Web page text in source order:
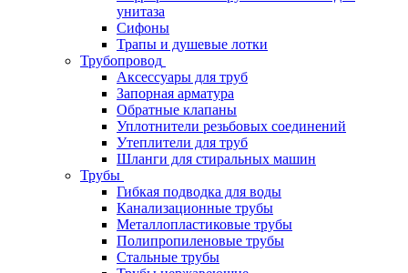
унитаза
Сифоны
Трапы и душевые лотки
Трубопровод
Аксессуары для труб
Запорная арматура
Обратные клапаны
Уплотнители резьбовых соединений
Утеплители для труб
Шланги для стиральных машин
Трубы
Гибкая подводка для воды
Канализационные трубы
Металлопластиковые трубы
Полипропиленовые трубы
Стальные трубы